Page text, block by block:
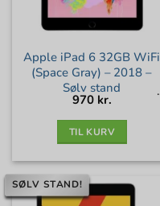
Apple iPad 6 32GB WiFi
(Space Gray) – 2018 –
Sølv stand
970 kr.
TIL KURV
SØLV STAND!